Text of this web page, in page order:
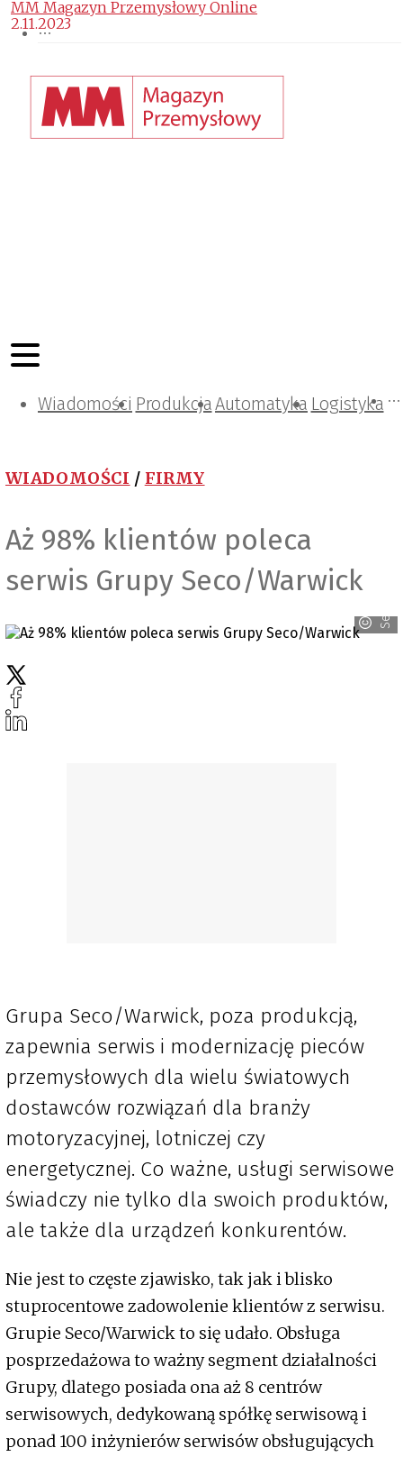
Wiadomości ProdukcjaAutomatyka Logistyka
Projektowanie i konstrukcje
Zarządzanie i IT
Tematy specjalne
WIADOMOŚCI / FIRMY
Aż 98% klientów poleca
serwis Grupy Seco/Warwick
MM Magazyn Przemysłowy Online
2.11.2023
Grupa Seco/Warwick, poza produkcją,
zapewnia serwis i modernizację pieców
przemysłowych dla wielu światowych
dostawców rozwiązań dla branży
motoryzacyjnej, lotniczej czy
energetycznej. Co ważne, usługi serwisowe
świadczy nie tylko dla swoich produktów,
ale także dla urządzeń konkurentów.
Nie jest to częste zjawisko, tak jak i blisko
stuprocentowe zadowolenie klientów z serwisu.
Grupie Seco/Warwick to się udało. Obsługa
posprzedażowa to ważny segment działalności
Grupy, dlatego posiada ona aż 8 centrów
serwisowych, dedykowaną spółkę serwisową i
ponad 100 inżynierów serwisów obsługujących